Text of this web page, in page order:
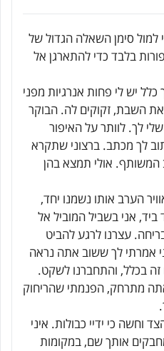
סימן השאלה הגדול של
בלבד כדי להתארגן אל
כלל יש לי פחות אנרגיות מפני
השבת, זקוקים לה. הבוקר
לך. לוותר על האיפור
לך מכתב. ברצוני שתקרא
אולי תמצא בהן
הערב אותו נשמנו יחד,
ביד, אני בשביל המוביל אל
עצרנו לרגע להביט
אמרתי לך ששוב אתה נראה
בכלל, והתחברנו לשקט.
מתרחק, הפנמתי שהריחוק
וחשה כי ידיי כבולות. איני
אותך שם, במקומות